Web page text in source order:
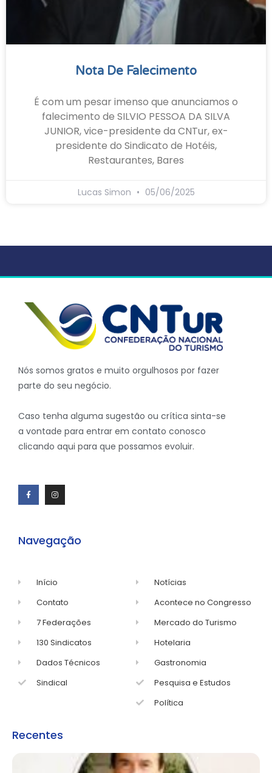
Nota De Falecimento
É com um pesar imenso que anunciamos o
falecimento de SILVIO PESSOA DA SILVA
JUNIOR, vice-presidente da CNTur, ex-
presidente do Sindicato de Hotéis,
Restaurantes, Bares
Lucas Simon 05/06/2025
Nós somos gratos e muito orgulhosos por fazer
parte do seu negócio.
Caso tenha alguma sugestão ou crítica sinta-se
a vontade para entrar em contato conosco
clicando aqui para que possamos evoluir.
Navegação
Início
Contato
7 Federações
130 Sindicatos
Dados Técnicos
Sindical
Notícias
Acontece no Congresso
Mercado do Turismo
Hotelaria
Gastronomia
Pesquisa e Estudos
Política
Recentes